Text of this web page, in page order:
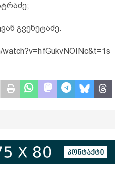
გვენეტაძე.